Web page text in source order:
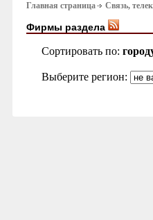
Главная страница Связь,
Фирмы раздела
Сортировать по:
Выберите регион: